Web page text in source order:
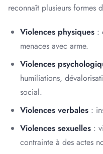
reconnaît plusieurs formes
Violences physiques :
menaces avec arme.
Violences
humiliations,
social.
Violences verbales :
Violences sexuelles :
contrainte à des actes